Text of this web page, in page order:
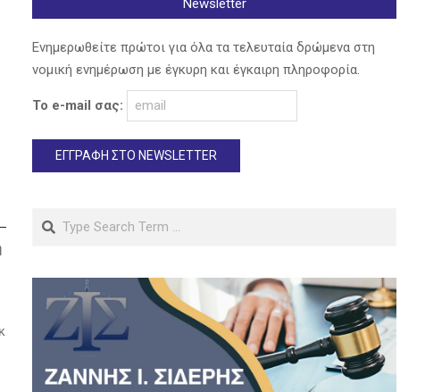
Newsletter
Ενημερωθείτε πρώτοι για όλα τα τελευταία δρώμενα στη
νομική ενημέρωση με έγκυρη και έγκαιρη πληροφορία.
Το e-mail σας:
Search